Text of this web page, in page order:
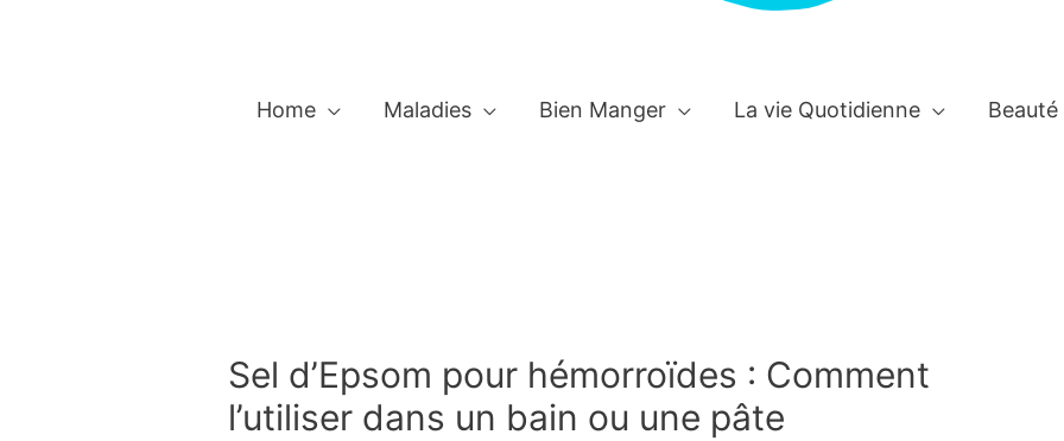
Home Maladies Bien Manger La vie Quotidienne Beauté
Sel d’Epsom pour hémorroïdes : Comment
l’utiliser dans un bain ou une pâte